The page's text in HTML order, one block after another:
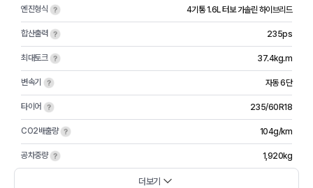
엔진형식 4기통 1.6L 터보 가솔린 하이브리드
합산출력 235ps
최대토크 37.4kg.m
변속기 자동 6단
타이어 235/60R18
CO2배출량 104g/km
공차중량 1,920kg
더보기